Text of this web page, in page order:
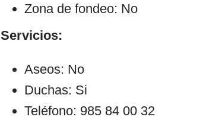
Zona de fondeo: No
Servicios:
Aseos: No
Duchas: Si
Teléfono: 985 84 00 32